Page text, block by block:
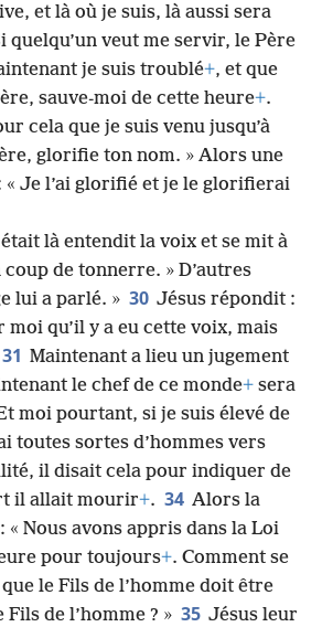
et là où je suis, là aussi sera
quelqu’un veut me servir, le Père
je suis troublé+, et que
sauve-moi de cette heure+.
cela que je suis venu jusqu’à
glorifie ton nom. » Alors une
« Je l’ai glorifié et je le glorifierai
là entendit la voix et se mit à
de tonnerre. » D’autres
lui a parlé. » 30 Jésus répondit :
moi qu’il y a eu cette voix, mais
31 Maintenant a lieu un jugement
le chef de ce monde+ sera
moi pourtant, si je suis élevé de
toutes sortes d’hommes vers
il disait cela pour indiquer de
il allait mourir+. 34 Alors la
Nous avons appris dans la Loi
pour toujours+. Comment se
le Fils de l’homme doit être
Fils de l’homme ? » 35 Jésus leur